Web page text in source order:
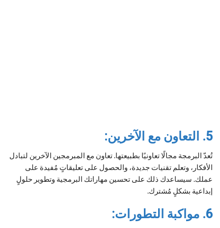
5. التعاون مع الآخرين:
تُعدّ البرمجة مجالًا تعاونيًا بطبيعتها. تعاون مع المبرمجين الآخرين لتبادل
الأفكار، وتعلم تقنيات جديدة، والحصول على تعليقاتٍ مُفيدة على
عملك. سيساعدك ذلك على تحسين مهاراتك البرمجية وتطوير حلولٍ
إبداعية بشكلٍ مُشترك.
6. مواكبة التطورات: